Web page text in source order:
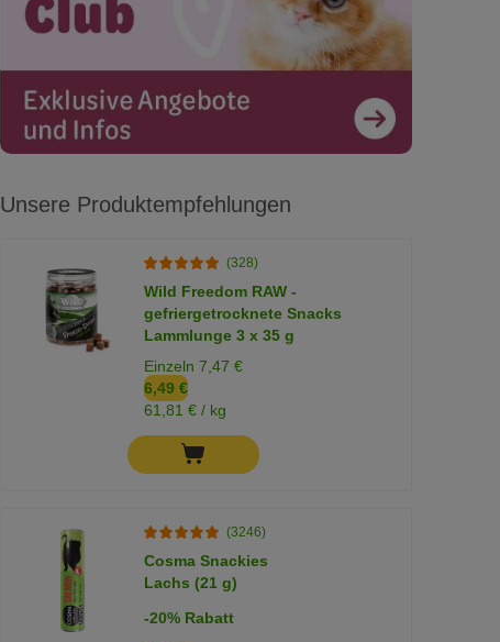
Unsere Produktempfehlungen
(328)
Wild Freedom RAW -
gefriergetrocknete Snacks
Lammlunge 3 x 35 g
Einzeln 7,47 €
6,49 €
61,81 € / kg
(3246)
Cosma Snackies
Lachs (21 g)
-20% Rabatt